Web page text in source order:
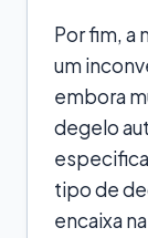
Por fim, a
um
embora
degelo
tipo de
encaixa